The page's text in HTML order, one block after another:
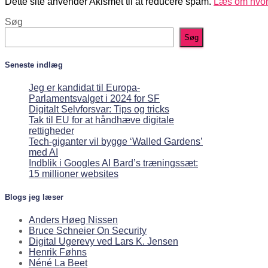
Søg
Søg
Seneste indlæg
Jeg er kandidat til Europa-
Parlamentsvalget i 2024 for SF
Digitalt Selvforsvar: Tips og tricks
Tak til EU for at håndhæve digitale
rettigheder
Tech-giganter vil bygge ‘Walled Gardens’
med AI
Indblik i Googles AI Bard’s træningssæt:
15 millioner websites
Blogs jeg læser
Anders Høeg Nissen
Bruce Schneier On Security
Digital Ugerevy ved Lars K. Jensen
Henrik Føhns
Néné La Beet